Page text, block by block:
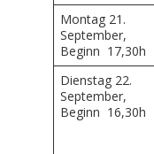
Montag 21.
September,
Beginn 17,30h
Dienstag 22.
September,
Beginn 16,30h